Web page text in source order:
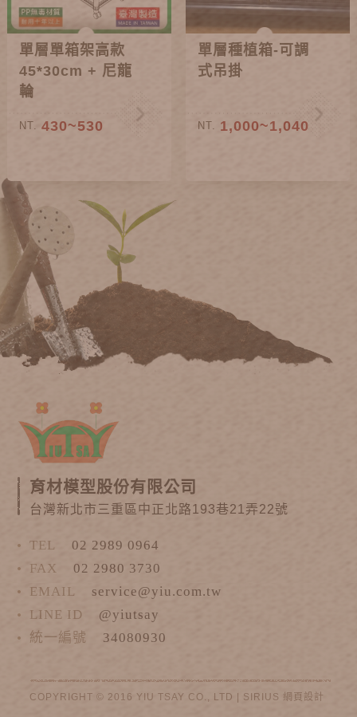
單層單箱架高款
45*30cm + 尼龍
輪
NT. 430~530
單層種植箱-可調
式吊掛
NT. 1,000~1,040
育材模型股份有限公司
台灣新北市三重區中正北路193巷21弄22號
TEL
02 2989 0964
FAX
02 2980 3730
EMAIL
service@yiu.com.tw
LINE ID
@yiutsay
統一編號
34080930
COPYRIGHT © 2016 YIU TSAY CO., LTD | SIRIUS 網頁設計